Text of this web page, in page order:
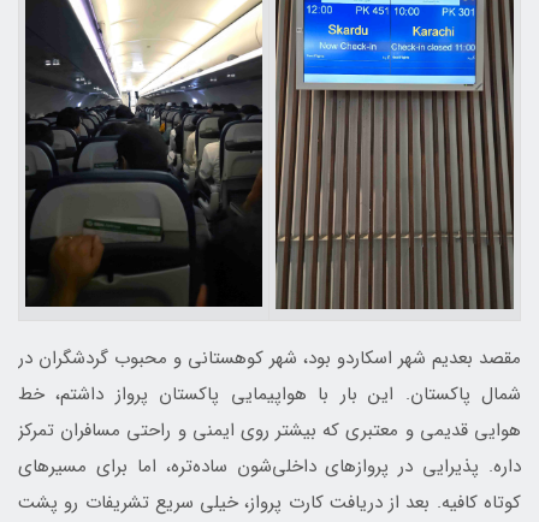
مقصد بعدیم شهر اسکاردو بود، شهر کوهستانی و محبوب گردشگران در
شمال پاکستان. این بار با هواپیمایی پاکستان پرواز داشتم، خط
هوایی قدیمی و معتبری که بیشتر روی ایمنی و راحتی مسافران تمرکز
داره. پذیرایی در پروازهای داخلی‌شون ساده‌تره، اما برای مسیرهای
کوتاه کافیه. بعد از دریافت کارت پرواز، خیلی سریع تشریفات رو پشت